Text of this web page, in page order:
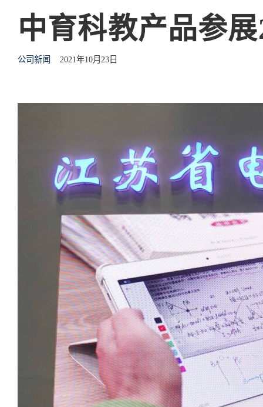
中育科教产品参
公司新闻 2021年10月23日